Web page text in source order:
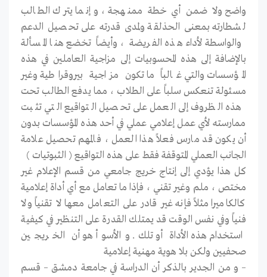
واضح ولا ضمن أي خطة ممنهجة ، وإنما يترك الطالب
لشطارته بمعنى الحذلقة ولمدى قدرته على تحصيل الدعم
والواسطة لأداء هذه الفريضة ، وأيضاً تخضع هنا المسألة
بالإضافة إلى هذه المحسوبيات إلى مزاجية العاملين في هذه
المؤسسات والتي غالباً ما تكون مزاجية بيروقراطية وغير
مسئولة تنعكس سلباً على الطلاب ، مما يدفع الطالب تحت
هذه الظروف إلى العمل على تحصيل التواقيع التي تثبت
ممارسته لأي عمل إعلامي عملي في أحد هذه المؤسسات بدون
أن يكون قد مارس فعلاً هذا العمل ، فالمهم تحصيل علامة
الجانب العملي المتوقفة فقط على هذه التواقيع ( الثبوتيات )
كل هذا يؤدي إلى إنتاج خريج جامعي من قسم الإعلام غير
مختص ، ملم وغير تقني ، فإذا ما تعامل مع أي أداة إعلامية
كالكاميرا مثلاً فإنه غير قادر على التعامل معها لا تقنياً ولا
فنياً وفي نفس الوقت قد يمتلك القدرة على التنظير في كيفية
استخدام هذه الأداة أو تلك. والأسوأ هو أن الخريجين
صحفيين ولكن بلا هوية مهنية إعلامية
– و من الجدير بالذكر أن الدراسة في جامعة دمشق – قسم